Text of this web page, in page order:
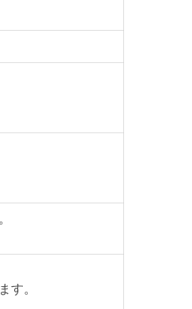
ホワイト」の３カ
す。